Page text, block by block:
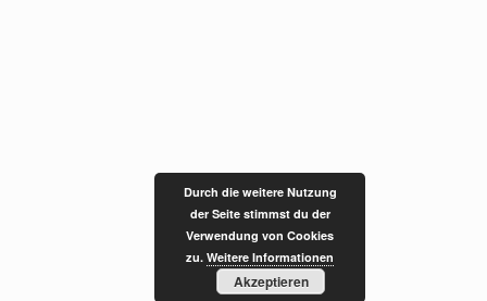
Durch die weitere Nutzung
der Seite stimmst du der
Verwendung von Cookies
zu. Weitere Informationen
Akzeptieren